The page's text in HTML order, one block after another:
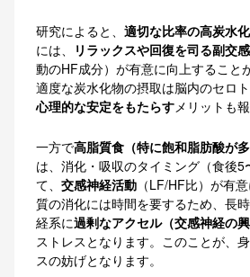
研究によると、 適切な比率の高炭水
には、
リラックスや回復を司る副交
動のHF成分）が有意に向上すること
適度な炭水化物の摂取は脳内のセロト
心理的な安定をもたらす メリットも
一方で高脂質食（特に飽和脂肪酸が多
は、消化・吸収のタイミング（食後5
て、 交感神経活動 （LF/HF比）が有
質の消化には時間を要するため、長
経系に過剰なアクセル（交感神経の興
ストレスとなります。このことが、
スの妨げとなります。